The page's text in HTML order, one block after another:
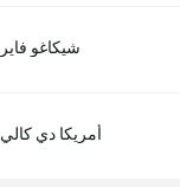
شيكاغو فاير
أمريكا دي كالي